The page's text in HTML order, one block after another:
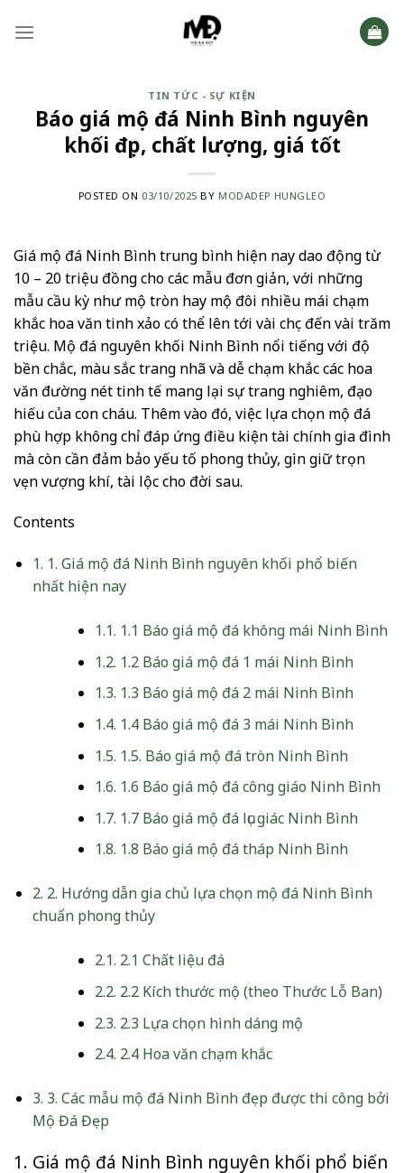
TIN TỨC - SỰ KIỆN
Báo giá mộ đá Ninh Bình nguyên
khối đẹp, chất lượng, giá tốt
POSTED ON 03/10/2025 BY MODADEP HUNGLEO
Giá mộ đá Ninh Bình trung bình hiện nay dao động từ
10 – 20 triệu đồng cho các mẫu đơn giản, với những
mẫu cầu kỳ như mộ tròn hay mộ đôi nhiều mái chạm
khắc hoa văn tinh xảo có thể lên tới vài chục đến vài trăm
triệu. Mộ đá nguyên khối Ninh Bình nổi tiếng với độ
bền chắc, màu sắc trang nhã và dễ chạm khắc các hoa
văn đường nét tinh tế mang lại sự trang nghiêm, đạo
hiếu của con cháu. Thêm vào đó, việc lựa chọn mộ đá
phù hợp không chỉ đáp ứng điều kiện tài chính gia đình
mà còn cần đảm bảo yếu tố phong thủy, gìn giữ trọn
vẹn vượng khí, tài lộc cho đời sau.
Contents
1. 1. Giá mộ đá Ninh Bình nguyên khối phổ biến
nhất hiện nay
1.1. 1.1 Báo giá mộ đá không mái Ninh Bình
1.2. 1.2 Báo giá mộ đá 1 mái Ninh Bình
1.3. 1.3 Báo giá mộ đá 2 mái Ninh Bình
1.4. 1.4 Báo giá mộ đá 3 mái Ninh Bình
1.5. 1.5. Báo giá mộ đá tròn Ninh Bình
1.6. 1.6 Báo giá mộ đá công giáo Ninh Bình
1.7. 1.7 Báo giá mộ đá lục giác Ninh Bình
1.8. 1.8 Báo giá mộ đá tháp Ninh Bình
2. 2. Hướng dẫn gia chủ lựa chọn mộ đá Ninh Bình
chuẩn phong thủy
2.1. 2.1 Chất liệu đá
2.2. 2.2 Kích thước mộ (theo Thước Lỗ Ban)
2.3. 2.3 Lựa chọn hình dáng mộ
2.4. 2.4 Hoa văn chạm khắc
3. 3. Các mẫu mộ đá Ninh Bình đẹp được thi công bởi
Mộ Đá Đẹp
1. Giá mộ đá Ninh Bình nguyên khối phổ biến